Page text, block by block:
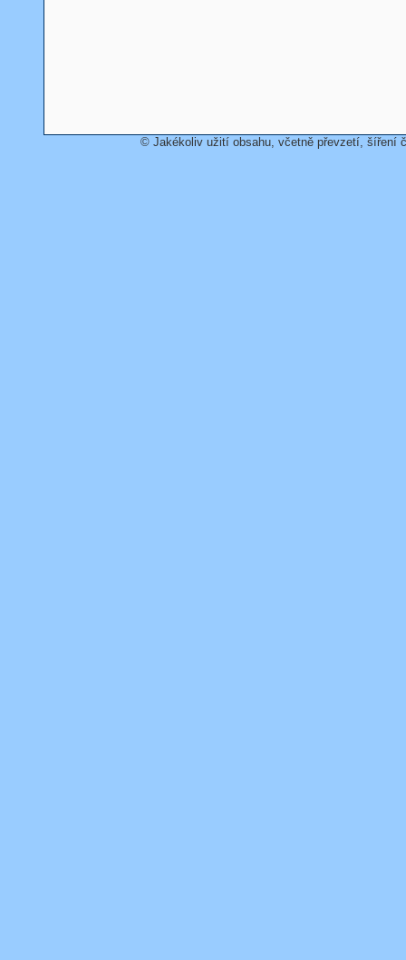
© Jakékoliv užití obsahu, včetně převzetí, šíření